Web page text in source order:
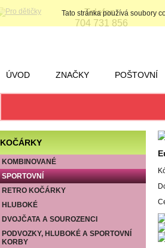
Telefon:
704 731 856
ÚVOD ZNAČKY POŠTOVNÍ
KOČÁRKY
KOMBINOVANÉ
SPORTOVNÍ
RETRO KOČÁRKY
HLUBOKÉ
DVOJČATA A SOUROZENCI
PODVOZKY, HLUBOKÉ A SPORTOVNÍ
KORBY
Tato stránka používá soubory